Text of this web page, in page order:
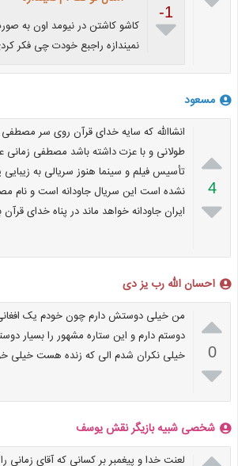
-1

کاشو کاشتن در نیومد اون به
نمیندازه راجبع خودت چی فکر
مسعود

4

انشاالله که سایه خدای قرآن روی سر
طولانی و با عزت داشته باشد مصطفی زمانی
تأسیس فیلم و سینما هنوز سریالی به
نشده است این سریال جاودانه است و نام
ایران جاودانه خواهد ماند در پناه خدای قرآن
احسان الله رب یز دی

0

من خیلی دوستش دارم چون خودم یک
دوستم دارم و این ستاره مشهور را بسیار
خیلی نکران شدم الی که زنده هست خیلی
شخصی شبیه بازیگر نقش یوسف
لعنت خدا و پیغمبر بر کسانی که آقای زمانی